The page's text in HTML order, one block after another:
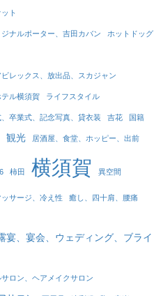
ト
ナルポーター、吉田カバン ホットドッグ
ビレックス、放出品、スカジャン
テル横須賀 ライフスタイル
卒業式、記念写真、貸衣装 吉花 国籍
観光 居酒屋、食堂、ホッピー、出前
柿田 横須賀 異空間
サージ、冷え性 癒し、四十肩、腰痛
宴、宴会、ウェディング、ブライ
ロン、ヘアメイクサロン